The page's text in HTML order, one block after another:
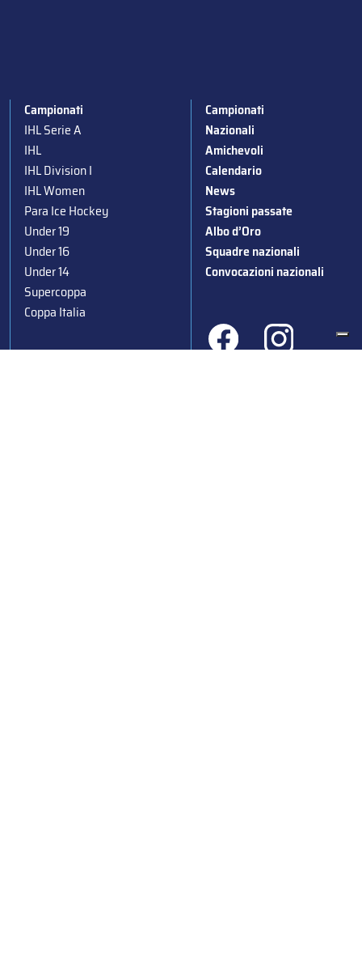
Campionati
IHL Serie A
IHL
IHL Division I
IHL Women
Para Ice Hockey
Under 19
Under 16
Under 14
Supercoppa
Coppa Italia
Campionati
Nazionali
Amichevoli
Calendario
News
Stagioni passate
Albo d’Oro
Squadre nazionali
Convocazioni nazionali